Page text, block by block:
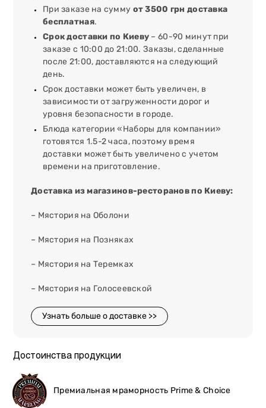
При заказе на сумму от 3500 грн доставка
бесплатная.
Срок доставки по Киеву – 60-90 минут при
заказе с 10:00 до 21:00. Заказы, сделанные
после 21:00, доставляются на следующий
день.
Срок доставки может быть увеличен, в
зависимости от загруженности дорог и
уровня безопасности в городе.
Блюда категории «Наборы для компании»
готовятся 1.5-2 часа, поэтому время
доставки может быть увеличено с учетом
времени на приготовление.
Доставка из магазинов-ресторанов по Киеву:
– Мястория на Оболони
– Мястория на Позняках
– Мястория на Теремках
– Мястория на Голосеевской
Узнать больше о доставке >>
Достоинства продукции
Премиальная мраморность Prime & Choice